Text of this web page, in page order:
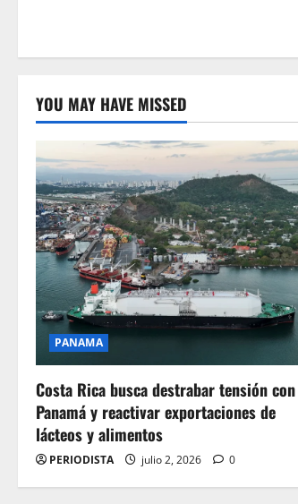
o
n
YOU MAY HAVE MISSED
PANAMA
Costa Rica busca destrabar tensión con
Panamá y reactivar exportaciones de
lácteos y alimentos
PERIODISTA julio 2, 2026 0